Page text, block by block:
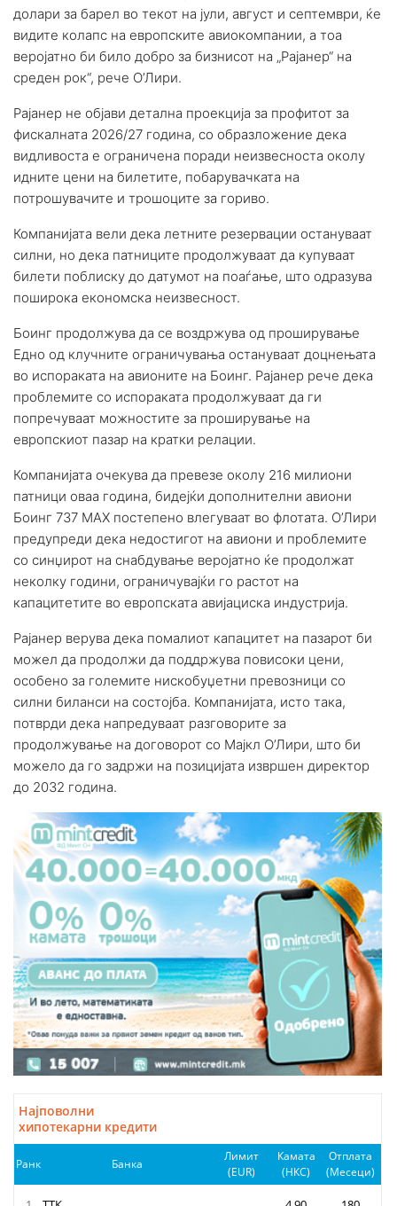
долари за барел во текот на јули, август и септември, ќе
видите колапс на европските авиокомпании, а тоа
веројатно би било добро за бизнисот на „Рајанер“ на
среден рок“, рече О’Лири.
Рајанер не објави детална проекција за профитот за
фискалната 2026/27 година, со образложение дека
видливоста е ограничена поради неизвесноста околу
идните цени на билетите, побарувачката на
потрошувачите и трошоците за гориво.
Компанијата вели дека летните резервации остануваат
силни, но дека патниците продолжуваат да купуваат
билети поблиску до датумот на поаѓање, што одразува
поширока економска неизвесност.
Боинг продолжува да се воздржува од проширување
Едно од клучните ограничувања остануваат доцнењата
во испораката на авионите на Боинг. Рајанер рече дека
проблемите со испораката продолжуваат да ги
попречуваат можностите за проширување на
европскиот пазар на кратки релации.
Компанијата очекува да превезе околу 216 милиони
патници оваа година, бидејќи дополнителни авиони
Боинг 737 MAX постепено влегуваат во флотата. О’Лири
предупреди дека недостигот на авиони и проблемите
со синџирот на снабдување веројатно ќе продолжат
неколку години, ограничувајќи го растот на
капацитетите во европската авијациска индустрија.
Рајанер верува дека помалиот капацитет на пазарот би
можел да продолжи да поддржува повисоки цени,
особено за големите нискобуџетни превозници со
силни биланси на состојба. Компанијата, исто така,
потврди дека напредуваат разговорите за
продолжување на договорот со Мајкл О’Лири, што би
можело да го задржи на позицијата извршен директор
до 2032 година.